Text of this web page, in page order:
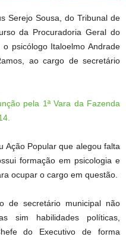
Serejo Sousa, do Tribunal de
da Procuradoria Geral do
psicólogo Italoelmo Andrade
ao cargo de secretário
pela 1ª Vara da Fazenda
Ação Popular que alegou falta
formação em psicologia e
ocupar o cargo em questão.
de secretário municipal não
sim habilidades políticas,
do Executivo de forma